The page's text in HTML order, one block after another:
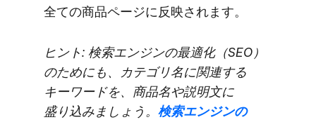
全ての​商品ページに​反映されます。
ヒント: 検索エンジンの​最適化​（SEO）
の​ためにも、​カテゴリ名に​関連する​
キーワードを、​商品名や​説明文に​
盛り込みましょう。 ​検索エンジンの​